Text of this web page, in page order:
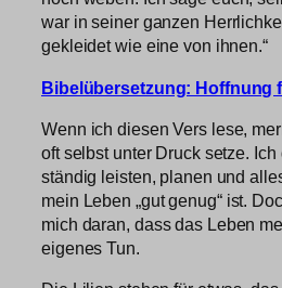
war in seiner ganzen
gekleidet wie eine von ihnen.“
Bibelübersetzung: Hoffnung
Wenn ich diesen Vers lese,
oft selbst unter Druck setze.
ständig leisten, planen und
mein Leben „gut genug“ ist.
mich daran, dass das Leben
eigenes Tun.